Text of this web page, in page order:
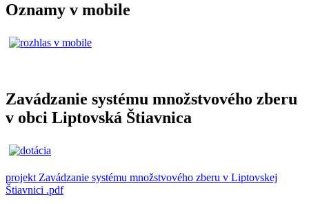
Oznamy v mobile
Zavádzanie systému množstvového zberu
v obci Liptovská Štiavnica
projekt Zavádzanie systému množstvového zberu v Liptovskej
Štiavnici .pdf